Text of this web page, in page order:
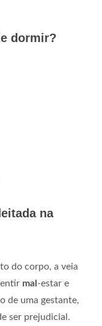
dormir?
na
do corpo, a veia
mal -estar e
de uma gestante,
ser prejudicial.